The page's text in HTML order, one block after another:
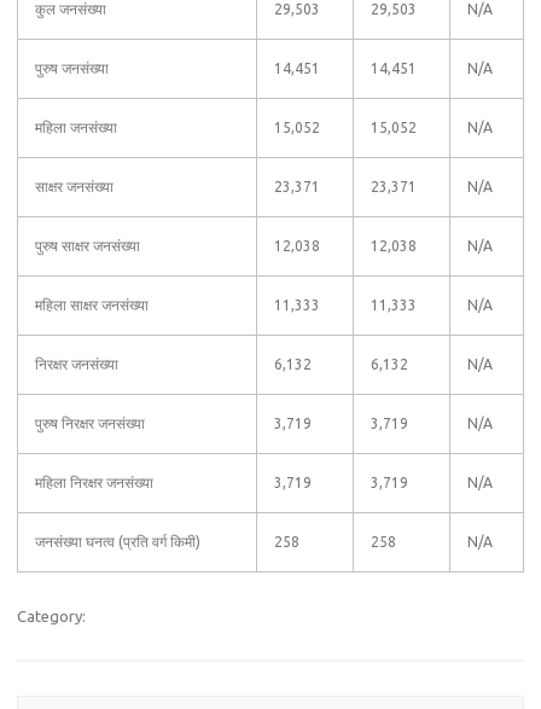
कुल जनसंख्या 29,503 29,503 N/A
पुरुष जनसंख्या 14,451 14,451 N/A
महिला जनसंख्या 15,052 15,052 N/A
साक्षर जनसंख्या 23,371 23,371 N/A
पुरुष साक्षर जनसंख्या 12,038 12,038 N/A
महिला साक्षर जनसंख्या 11,333 11,333 N/A
निरक्षर जनसंख्या 6,132 6,132 N/A
पुरुष निरक्षर जनसंख्या 3,719 3,719 N/A
महिला निरक्षर जनसंख्या 3,719 3,719 N/A
जनसंख्या घनत्व (प्रति वर्ग किमी) 258 258 N/A
Category: